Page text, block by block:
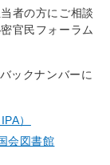
者の方にご相談
官民フォーラム
ックナンバーに
）
会図書館